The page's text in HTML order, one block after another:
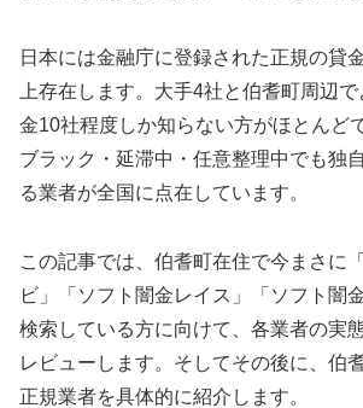
日本には金融庁に登録された正規の貸
上存在します。大手4社と伯耆町周辺
金10社程度しか知らない方がほとんど
ブラック・延滞中・任意整理中でも独
る業者が全国に点在しています。
この記事では、伯耆町在住で今まさに
ビ」「ソフト闇金レイス」「ソフト闇
検索している方に向けて、各業者の実
レビューします。そしてその後に、伯
正規業者を具体的に紹介します。